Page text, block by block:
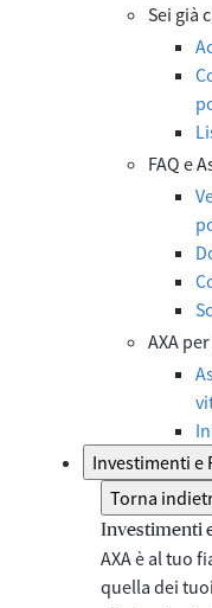
Sei già
FAQ e
AXA
Investimenti e
Torna
Investimenti
AXA è al tuo
quella dei